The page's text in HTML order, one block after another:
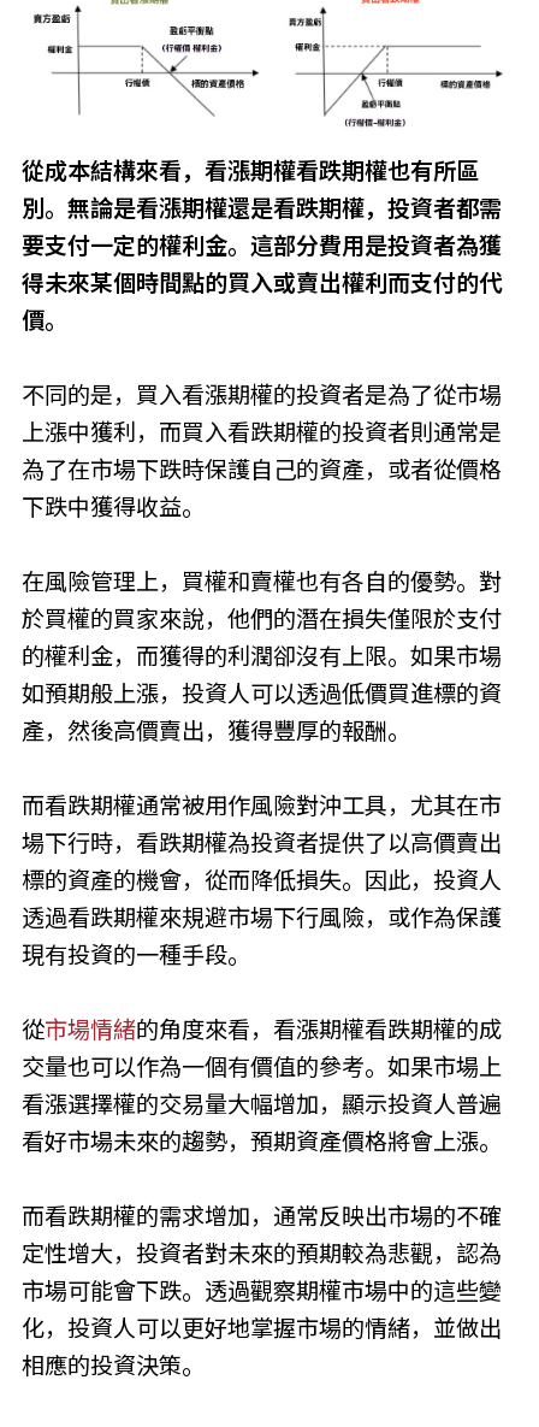
從成本結構來看，看漲期權看跌期權也有所區
別。無論是看漲期權還是看跌期權，投資者都需
要支付一定的權利金。這部分費用是投資者為獲
得未來某個時間點的買入或賣出權利而支付的代
價。
不同的是，買入看漲期權的投資者是為了從市場
上漲中獲利，而買入看跌期權的投資者則通常是
為了在市場下跌時保護自己的資產，或者從價格
下跌中獲得收益。
在風險管理上，買權和賣權也有各自的優勢。對
於買權的買家來說，他們的潛在損失僅限於支付
的權利金，而獲得的利潤卻沒有上限。如果市場
如預期般上漲，投資人可以透過低價買進標的資
產，然後高價賣出，獲得豐厚的報酬。
而看跌期權通常被用作風險對沖工具，尤其在市
場下行時，看跌期權為投資者提供了以高價賣出
標的資產的機會，從而降低損失。因此，投資人
透過看跌期權來規避市場下行風險，或作為保護
現有投資的一種手段。
從市場情緒的角度來看，看漲期權看跌期權的成
交量也可以作為一個有價值的參考。如果市場上
看漲選擇權的交易量大幅增加，顯示投資人普遍
看好市場未來的趨勢，預期資產價格將會上漲。
而看跌期權的需求增加，通常反映出市場的不確
定性增大，投資者對未來的預期較為悲觀，認為
市場可能會下跌。透過觀察期權市場中的這些變
化，投資人可以更好地掌握市場的情緒，並做出
相應的投資決策。